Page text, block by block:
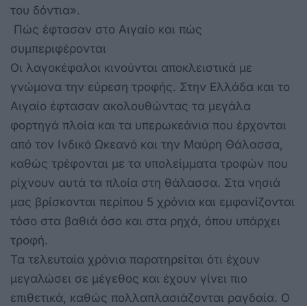
του δόντια».
Πώς έφτασαν στο Αιγαίο και πώς
συμπεριφέρονται
Οι λαγοκέφαλοι κινούνται αποκλειστικά με
γνώμονα την εύρεση τροφής. Στην Ελλάδα και το
Αιγαίο έφτασαν ακολουθώντας τα μεγάλα
φορτηγά πλοία και τα υπερωκεάνια που έρχονται
από τον Ινδικό Ωκεανό και την Μαύρη Θάλασσα,
καθώς τρέφονται με τα υπολείμματα τροφών που
ρίχνουν αυτά τα πλοία στη θάλασσα. Στα νησιά
μας βρίσκονται περίπου 5 χρόνια και εμφανίζονται
τόσο στα βαθιά όσο και στα ρηχά, όπου υπάρχει
τροφή.
Τα τελευταία χρόνια παρατηρείται ότι έχουν
μεγαλώσει σε μέγεθος και έχουν γίνει πιο
επιθετικά, καθώς πολλαπλασιάζονται ραγδαία. Ο